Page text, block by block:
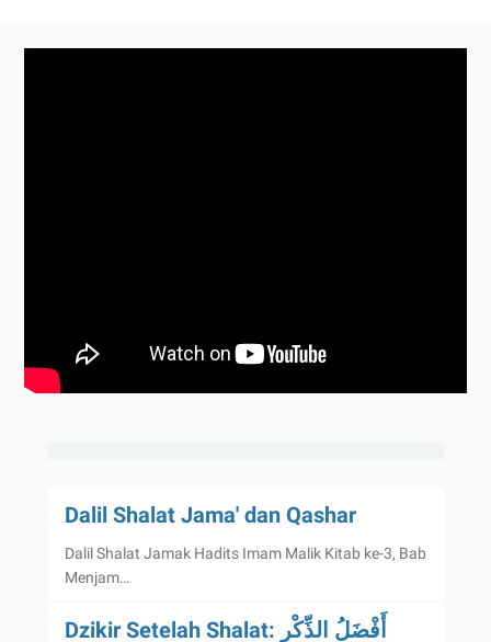
Dalil Shalat Jama' dan Qashar
Dalil Shalat Jamak Hadits Imam Malik Kitab ke-3, Bab
Menjam…
Dzikir Setelah Shalat: أَفْضَلُ الذِّكْرِ